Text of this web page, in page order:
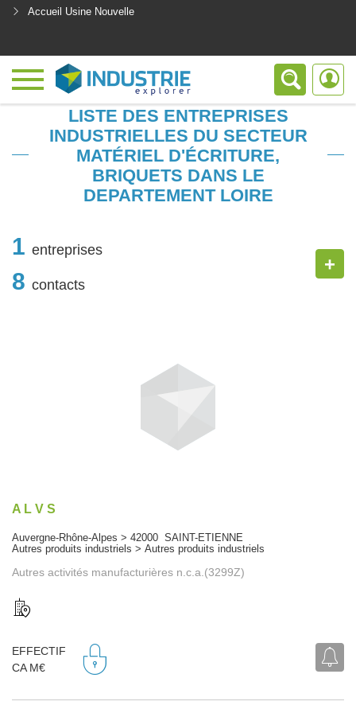
Accueil Usine Nouvelle
LISTE DES ENTREPRISES
INDUSTRIELLES DU SECTEUR
MATÉRIEL D'ÉCRITURE,
BRIQUETS DANS LE
DEPARTEMENT LOIRE
1 entreprises
8 contacts
+
A L V S
Auvergne-Rhône-Alpes > 42000 SAINT-ETIENNE
Autres produits industriels > Autres produits industriels
Autres activités manufacturières n.c.a.(3299Z)
EFFECTIF
CA M€